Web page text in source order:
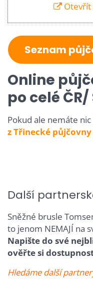
Otevřít
Seznam
Online
po celé ČR/
Pokud ale nemáte
z Třinecké
Další
Sněžné brusle
to jenom NEMAJÍ na
Napište do své
ověřte si
Hledáme další